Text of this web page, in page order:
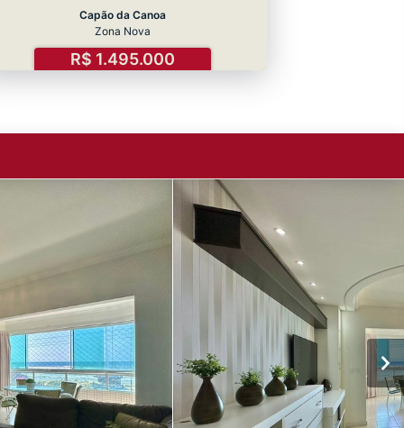
Capão da Canoa
Zona Nova
R$ 1.495.000